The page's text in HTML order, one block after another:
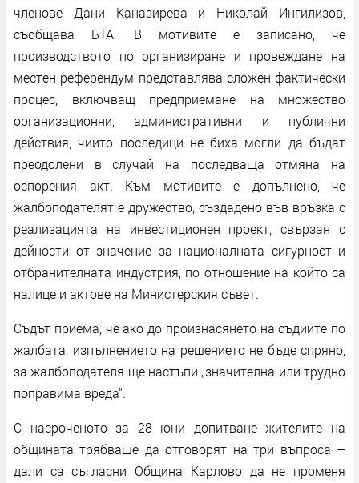
членове Дани Каназирева и Николай Ингилизов,
съобщава БТА. В мотивите е записано, че
производството по организиране и провеждане на
местен референдум представлява сложен фактически
процес, включващ предприемане на множество
организационни, административни и публични
действия, чиито последици не биха могли да бъдат
преодолени в случай на последваща отмяна на
оспорения акт. Към мотивите е допълнено, че
жалбоподателят е дружество, създадено във връзка с
реализацията на инвестиционен проект, свързан с
дейности от значение за националната сигурност и
отбранителната индустрия, по отношение на който са
налице и актове на Министерския съвет.
Съдът приема, че ако до произнасянето на съдиите по
жалбата, изпълнението на решението не бъде спряно,
за жалбоподателя ще настъпи „значителна или трудно
поправима вреда“.
С насроченото за 28 юни допитване жителите на
общината трябваше да отговорят на три въпроса –
дали са съгласни Община Карлово да не променя